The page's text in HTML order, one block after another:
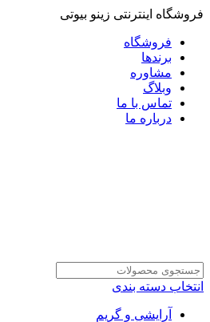
فروشگاه اینترنتی زینو بیوتی
فروشگاه
برندها
مشاوره
وبلاگ
تماس با ما
درباره ما
انتخاب دسته بندی
آرایشی و گریم